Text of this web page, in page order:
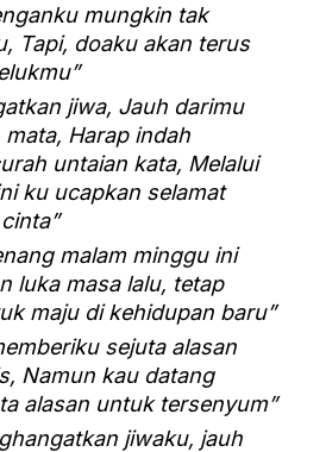
mungkin tak
Tapi, doaku akan terus
jiwa, Jauh darimu
Harap indah
untaian kata, Melalui
ku ucapkan selamat
malam minggu ini
luka masa lalu, tetap
maju di kehidupan baru”
sejuta alasan
Namun kau datang
alasan untuk tersenyum”
jiwaku, jauh